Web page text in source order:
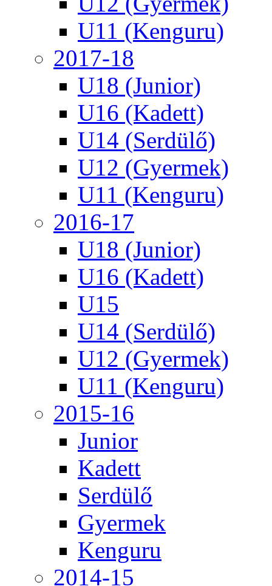
U11 (Kenguru)
2017-18
U18 (Junior)
U16 (Kadett)
U14 (Serdülő)
U12 (Gyermek)
U11 (Kenguru)
2016-17
U18 (Junior)
U16 (Kadett)
U15
U14 (Serdülő)
U12 (Gyermek)
U11 (Kenguru)
2015-16
Junior
Kadett
Serdülő
Gyermek
Kenguru
2014-15